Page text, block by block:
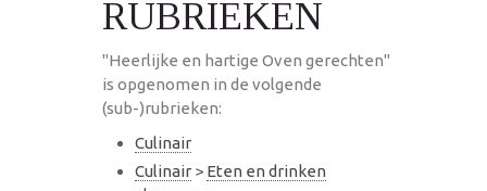
RUBRIEKEN
"Heerlijke en hartige Oven gerechten"
is opgenomen in de volgende
(sub-)rubrieken:
Culinair
Culinair > Eten en drinken